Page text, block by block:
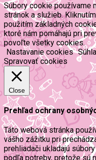
Súbory cookie používame
stránok a služieb.
použitím základných
ktoré nám pomáhajú pri
povoľte všetky cookies.
Nastavanie cookies
Spravovať cookies
Close
Prehľad ochrany
Táto webová stránka
vášho zážitku pri
prehliadači ukladajú
podľa potreby, pretože sú